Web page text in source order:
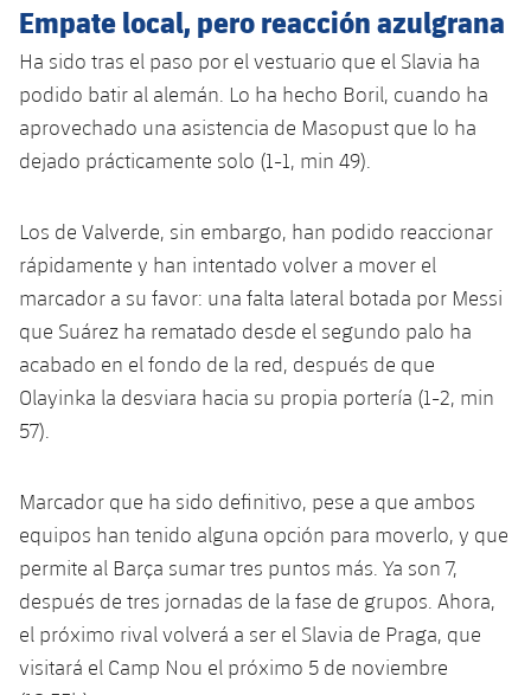
Femenino
Agenda
Jugadores
Calendario
Resultados
Actualidad
Jugadores
Clasificaciones
Hockey hierba
plusicon
más
Noticias
Hockey Hierba Masculino
Patinaje artístico
plusicon
más
Actualidad
Plantilla
Agenda
Escuela de Patinaje
Rugby
plusicon
más
Actualidad
Jugadores
Calendario
Clasificaciones
Fotos
plusicon
más
Noticias
Voleibol masculino
Apúntate a las amateurs
plusicon
más
VALORANT Rising
VALORANT Game Changers
eFootball
Empate local, pero reacción azulgrana
Ha sido tras el paso por el vestuario que el Slavia ha
podido batir al alemán. Lo ha hecho Boril, cuando ha
aprovechado una asistencia de Masopust que lo ha
dejado prácticamente solo (1-1, min 49).
Los de Valverde, sin embargo, han podido reaccionar
rápidamente y han intentado volver a mover el
marcador a su favor: una falta lateral botada por Messi
que Suárez ha rematado desde el segundo palo ha
acabado en el fondo de la red, después de que
Olayinka la desviara hacia su propia portería (1-2, min
57).
Marcador que ha sido definitivo, pese a que ambos
equipos han tenido alguna opción para moverlo, y que
permite al Barça sumar tres puntos más. Ya son 7,
después de tres jornadas de la fase de grupos. Ahora,
el próximo rival volverá a ser el Slavia de Praga, que
visitará el Camp Nou el próximo 5 de noviembre